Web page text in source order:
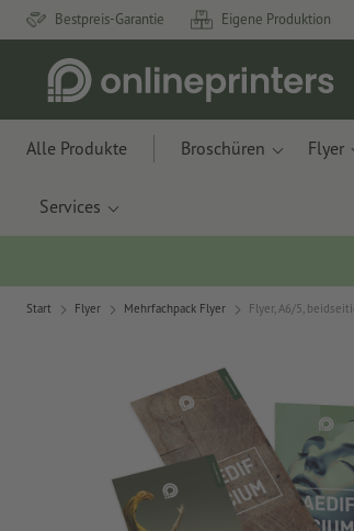
Bestpreis-Garantie Eigene Produktion
Alle Produkte Broschüren Flyer
Services
Start Flyer Mehrfachpack Flyer Flyer, A6/5,